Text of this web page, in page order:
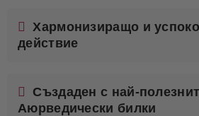
Хармонизиращо и
действие
Създаден с най-
Аюрведически билки